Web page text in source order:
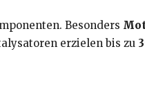
Besonders
erzielen bis zu